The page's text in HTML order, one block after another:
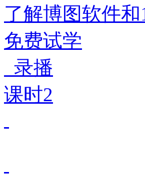
了解博图软件
免费试学
录播
课时2